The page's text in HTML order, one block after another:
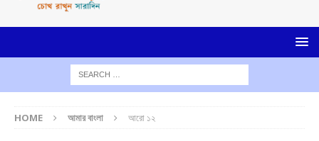
HOME আমার বাংলা আরো ১২